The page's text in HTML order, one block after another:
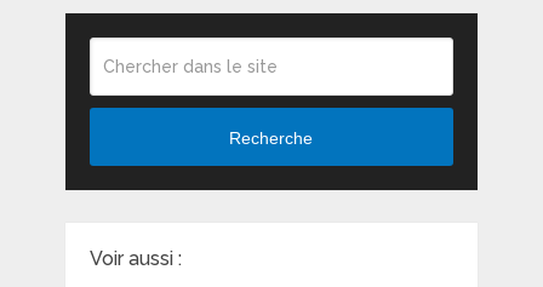
Recherche
Voir aussi :